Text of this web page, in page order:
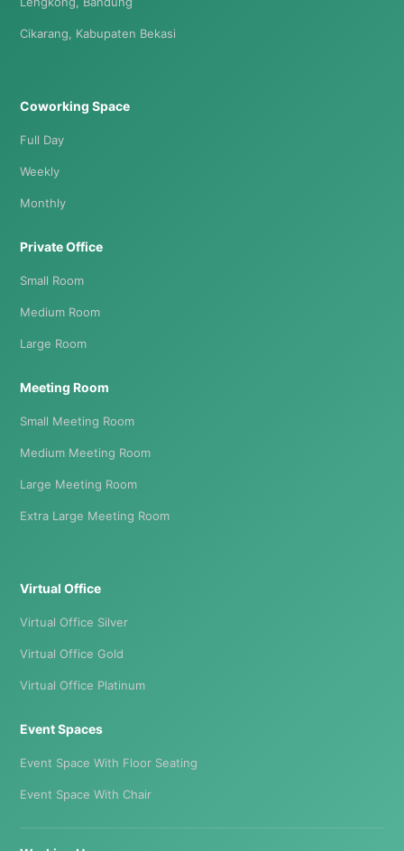
Cikarang, Kabupaten Bekasi
Coworking Space
Full Day
Weekly
Monthly
Private Office
Small Room
Medium Room
Large Room
Meeting Room
Small Meeting Room
Medium Meeting Room
Large Meeting Room
Extra Large Meeting Room
Virtual Office
Virtual Office Silver
Virtual Office Gold
Virtual Office Platinum
Event Spaces
Event Space With Floor Seating
Event Space With Chair